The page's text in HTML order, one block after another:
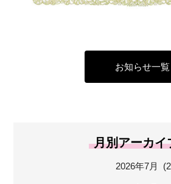
お知らせ一覧
月別アーカイ
2026年7月